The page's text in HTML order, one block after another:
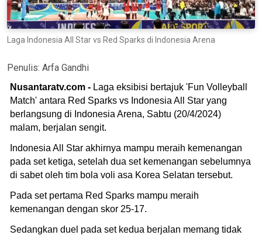
Laga Indonesia All Star vs Red Sparks di Indonesia Arena
Penulis: Arfa Gandhi
Nusantaratv.com - Laga eksibisi bertajuk 'Fun Volleyball
Match' antara Red Sparks vs Indonesia All Star yang
berlangsung di Indonesia Arena, Sabtu (20/4/2024)
malam, berjalan sengit.
Indonesia All Star akhirnya mampu meraih kemenangan
pada set ketiga, setelah dua set kemenangan sebelumnya
di sabet oleh tim bola voli asa Korea Selatan tersebut.
Pada set pertama Red Sparks mampu meraih
kemenangan dengan skor 25-17.
Sedangkan duel pada set kedua berjalan memang tidak